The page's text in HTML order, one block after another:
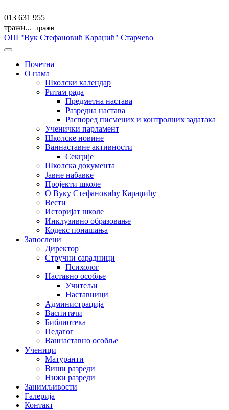
013 631 955
тражи...
ОШ "Вук Стефановић Караџић" Старчево
Почетна
О нама
Школски календар
Ритам рада
Предметна настава
Разредна настава
Распоред писмених и контролних задатака
Ученички парламент
Школске новине
Ваннаставне активности
Секције
Школска документа
Јавне набавке
Пројекти школе
О Вуку Стефановићу Караџићу
Вести
Историјат школе
Инклузивно образовање
Кодекс понашања
Запослени
Директор
Стручни сарадници
Психолог
Наставно особље
Учитељи
Наставници
Администрација
Васпитачи
Библиотека
Педагог
Ваннаставно особље
Ученици
Матуранти
Виши разреди
Нижи разреди
Занимљивости
Галерија
Контакт